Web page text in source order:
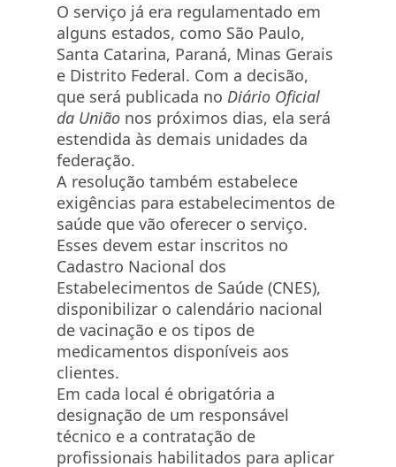
O serviço já era regulamentado em
alguns estados, como São Paulo,
Santa Catarina, Paraná, Minas Gerais
e Distrito Federal. Com a decisão,
que será publicada no Diário Oficial
da União nos próximos dias, ela será
estendida às demais unidades da
federação.
A resolução também estabelece
exigências para estabelecimentos de
saúde que vão oferecer o serviço.
Esses devem estar inscritos no
Cadastro Nacional dos
Estabelecimentos de Saúde (CNES),
disponibilizar o calendário nacional
de vacinação e os tipos de
medicamentos disponíveis aos
clientes.
Em cada local é obrigatória a
designação de um responsável
técnico e a contratação de
profissionais habilitados para aplicar